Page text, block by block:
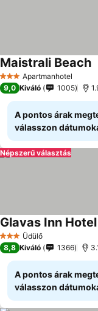
3 KategóriaApartmanhotel
Maistrali Beach
9,0 Kiváló 1005
A pontos árak
válasszon
Népszerű választás
3 Kategória
Üdülő
Glavas Inn Hotel
8,8 Kiváló 1366
A pontos árak
válasszon